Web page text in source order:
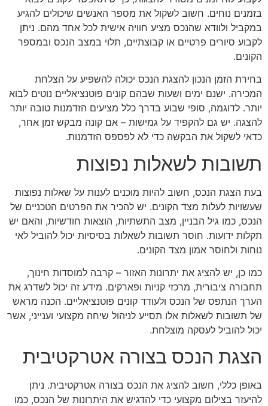
בזמנים נוחים. חשוב לשקול את מספר האנשים שיכולים להגיע
במקביל ולוודא שהנכס מציע חוויה אישית לכל אחד מהם. ניתן
לקבוע סיורים פרטיים או קבוצתיים, תלוי במצב הנכס ובמספר
הקונים.
בחירת הזמן הנכון להצגת הנכס יכולה להשפיע על הצלחת
המכירה. ישנם ימים ושעות שבהם קונים פוטנציאליים נוטים לבוא
יותר. לדוגמה, סופי שבוע בדרך כלל מציעים הזדמנות טובה יותר
להצגה. יש גם להקפיד על גמישות – אם קונה מבקש זמן אחר,
כדאי לשקול את הבקשה כדי לא לפספס הזדמנות.
תשובות לשאלות נפוצות
בעת הצגת הנכס, חשוב להיות מוכנים לענות על שאלות נפוצות
שעשויות לעלות מצד הקונים. יש להכיר את הפרטים הטכניים של
הנכס, כמו גיל הבניין, מצב התשתיות, הוצאות חודשיות, והאם יש
תקלות ידועות. חוסר תשובות לשאלות בסיסיות יכול להוביל לאי
נוחות ולחוסר אמון מצד הקונים.
כמו כן, יש להציג את יתרונות האזור – קרבה למוסדות חינוך,
תחבורה ציבורית, מרכזי קניות ופארקים. מידע זה יכול לשדרג את
הערך הנתפס של הנכס ולעודד קונים פוטנציאליים. הכנה מראש
של תשובות לשאלות אלו תסייע לניהול שיחה מקצועי וענייני, אשר
יכול להוביל לעסקה מוצלחת.
הצגת הנכס בצורה אטרקטיבית
באופן כללי, חשוב להציג את הנכס בצורה אטרקטיבית. ניתן
להיעזר בצילום מקצועי כדי להדגיש את היתרונות של הנכס, כמו